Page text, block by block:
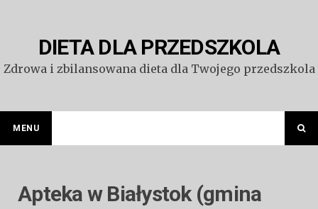
DIETA DLA PRZEDSZKOLA
Zdrowa i zbilansowana dieta dla Twojego przedszkola
MENU
Apteka w Białystok (gmina